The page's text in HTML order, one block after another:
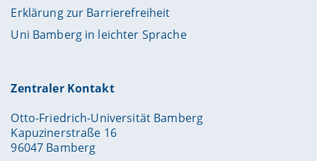
Erklärung zur Barrierefreiheit
Uni Bamberg in leichter Sprache
Zentraler Kontakt
Otto-Friedrich-Universität Bamberg
Kapuzinerstraße 16
96047 Bamberg